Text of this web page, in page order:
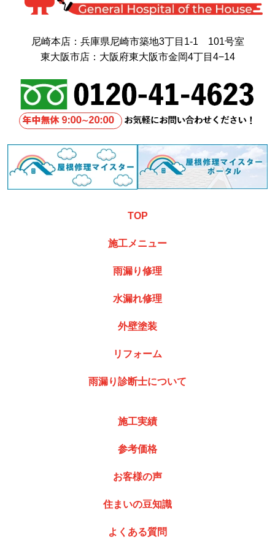
尼崎本店：兵庫県尼崎市築地3丁目1-1 101号室
東大阪市店：大阪府東大阪市金岡4丁目4−14
TOP
施工メニュー
雨漏り修理
水漏れ修理
外壁塗装
リフォーム
雨漏り診断士について
施工実績
参考価格
お客様の声
住まいの豆知識
よくある質問